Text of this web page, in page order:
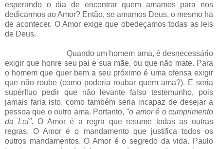
esperando o dia de encontrar quem amamos para nos
dedicarmos ao Amor? Então, se amamos Deus, o mesmo há
de acontecer. O Amor exige que obedeçamos todas as leis
de Deus.
Quando um homem ama, é desnecessário
exigir que honre seu pai e sua mãe, ou que não mate. Para
o homem que quer bem a seu próximo é uma ofensa exigir
que não roube (como poderia roubar quem ama?). E seria
supérfluo pedir que não levante falso testemunho, pois
jamais faria isto, como também seria incapaz de desejar a
pessoa que o outro ama. Portanto, "o amor é o cumprimento
da Lei".O Amor é a regra que resume todas as outras
regras. O Amor é o mandamento que justifica todos os
outros mandamentos. O Amor é o segredo da vida. Paulo